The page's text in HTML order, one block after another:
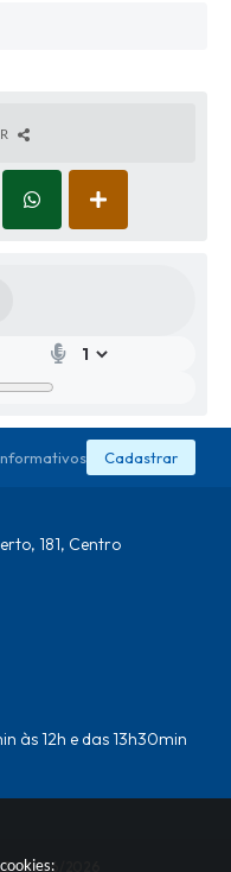
Cadastrar
181, Centro
às 12h e das 13h30min
- 19/06/2026